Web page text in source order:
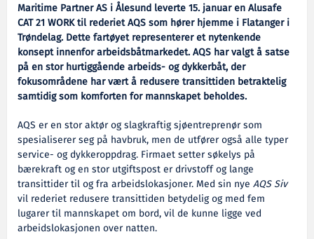
Maritime Partner AS i Ålesund leverte 15. januar en Alusafe
CAT 21 WORK til rederiet AQS som hører hjemme i Flatanger i
Trøndelag. Dette fartøyet representerer et nytenkende
konsept innenfor arbeidsbåtmarkedet. AQS har valgt å satse
på en stor hurtiggående arbeids- og dykkerbåt, der
fokusområdene har vært å redusere transittiden betraktelig
samtidig som komforten for mannskapet beholdes.
AQS er en stor aktør og slagkraftig sjøentreprenør som
spesialiserer seg på havbruk, men de utfører også alle typer
service- og dykkeroppdrag. Firmaet setter søkelys på
bærekraft og en stor utgiftspost er drivstoff og lange
transittider til og fra arbeidslokasjoner. Med sin nye AQS Siv
vil rederiet redusere transittiden betydelig og med fem
lugarer til mannskapet om bord, vil de kunne ligge ved
arbeidslokasjonen over natten.